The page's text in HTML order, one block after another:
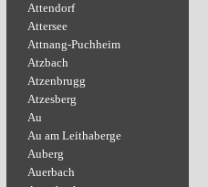
Attendorf
Attersee
Attnang-Puchheim
Atzbach
Atzenbrugg
Atzesberg
Au
Au am Leithaberge
Auberg
Auerbach